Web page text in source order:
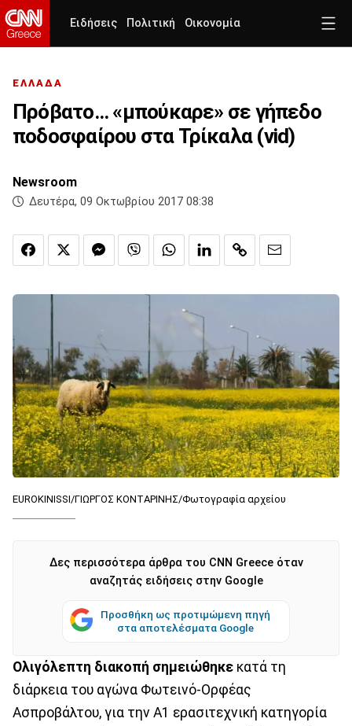
Ειδήσεις Πολιτική Οικονομία
ΕΛΛΑΔΑ
Πρόβατο... «μπούκαρε» σε γήπεδο
ποδοσφαίρου στα Τρίκαλα (vid)
Newsroom
Δευτέρα, 09 Οκτωβρίου 2017 08:38
EUROKINISSI/ΓΙΩΡΓΟΣ ΚΟΝΤΑΡΙΝΗΣ/Φωτογραφία αρχείου
Δες περισσότερα άρθρα του CNN Greece όταν
αναζητάς ειδήσεις στην Google
Προσθήκη ως προτιμώμενη πηγή
στα αποτελέσματα Google
Ολιγόλεπτη διακοπή σημειώθηκε κατά τη
διάρκεια του αγώνα Φωτεινό-Ορφέας
Ασπροβάλτου, για την Α1 ερασιτεχνική κατηγορία